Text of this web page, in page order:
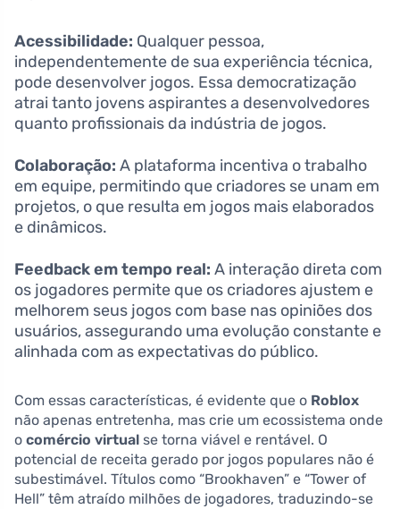
Acessibilidade: Qualquer pessoa,
independentemente de sua experiência técnica,
pode desenvolver jogos. Essa democratização
atrai tanto jovens aspirantes a desenvolvedores
quanto profissionais da indústria de jogos.
Colaboração: A plataforma incentiva o trabalho
em equipe, permitindo que criadores se unam em
projetos, o que resulta em jogos mais elaborados
e dinâmicos.
Feedback em tempo real: A interação direta com
os jogadores permite que os criadores ajustem e
melhorem seus jogos com base nas opiniões dos
usuários, assegurando uma evolução constante e
alinhada com as expectativas do público.
Com essas características, é evidente que o Roblox
não apenas entretenha, mas crie um ecossistema onde
o comércio virtual se torna viável e rentável. O
potencial de receita gerado por jogos populares não é
subestimável. Títulos como “Brookhaven” e “Tower of
Hell” têm atraído milhões de jogadores, traduzindo-se